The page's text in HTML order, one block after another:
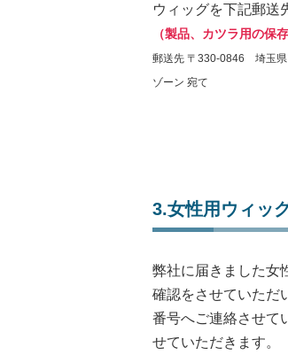
ウィッグを下記郵送
（製品、カツラ用の保
郵送先 〒330-0846 埼玉県
ゾーン 宛て
3.女性用ウィッ
弊社に届きました女
確認をさせていただ
番号へご連絡させて
せていただきます。